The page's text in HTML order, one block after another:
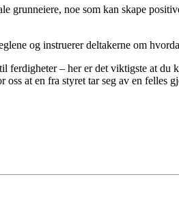
grunneiere, noe som kan skape
og instruerer deltakerne om
ferdigheter – her er det viktigste at du
at en fra styret tar seg av en felles